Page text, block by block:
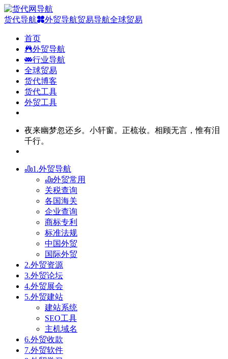
货代导航 外贸导航贸易导航全球贸易
首页
外贸导航
行业导航
全球贸易
货代博客
货代工具
外贸工具
夜来幽梦忽还乡。小轩窗。正梳妆。相顾无言，惟有泪
千行。
1.外贸导航
外贸常用
关税查询
各国海关
企业查询
商标专利
标准法规
中国外贸
国际外贸
2.外贸资源
3.外贸论坛
4.外贸展会
5.外贸建站
建站系统
SEO工具
主机域名
6.外贸收款
7.外贸软件